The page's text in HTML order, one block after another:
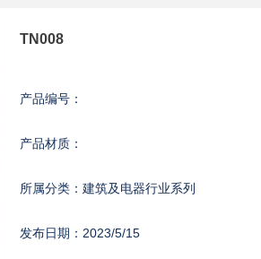
TN008
产品编号：
产品材质：
所属分类：建筑及电器行业系列
发布日期：2023/5/15